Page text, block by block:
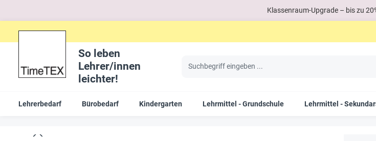
Klassenraum-Upgrade – bis zu
So leben
Lehrer/innen
leichter!
Lehrerbedarf Bürobedarf Kindergarten Lehrmittel - Grundschule Lehrmittel -